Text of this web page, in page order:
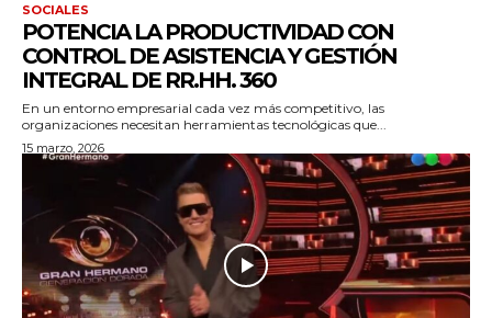
SOCIALES
POTENCIA LA PRODUCTIVIDAD CON
CONTROL DE ASISTENCIA Y GESTIÓN
INTEGRAL DE RR.HH. 360
En un entorno empresarial cada vez más competitivo, las
organizaciones necesitan herramientas tecnológicas que...
15 marzo, 2026